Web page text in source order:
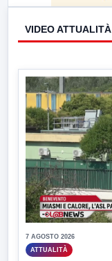
VIDEO ATTUALITÀ
7 AGOSTO 2026
ATTUALITÀ